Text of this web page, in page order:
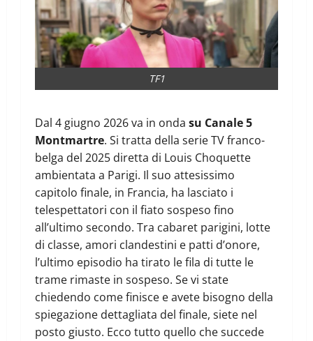
TF1
Dal 4 giugno 2026 va in onda su Canale 5
Montmartre. Si tratta della serie TV franco-
belga del 2025 diretta di Louis Choquette
ambientata a Parigi. Il suo attesissimo
capitolo finale, in Francia, ha lasciato i
telespettatori con il fiato sospeso fino
all’ultimo secondo. Tra cabaret parigini, lotte
di classe, amori clandestini e patti d’onore,
l’ultimo episodio ha tirato le fila di tutte le
trame rimaste in sospeso. Se vi state
chiedendo come finisce e avete bisogno della
spiegazione dettagliata del finale, siete nel
posto giusto. Ecco tutto quello che succede